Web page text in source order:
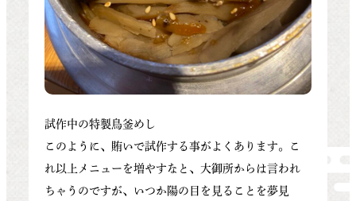
試作中の特製鳥釜めし
このように、賄いで試作する事がよくあります。こ
れ以上メニューを増やすなと、大御所からは言われ
ちゃうのですが、いつか陽の目を見ることを夢見